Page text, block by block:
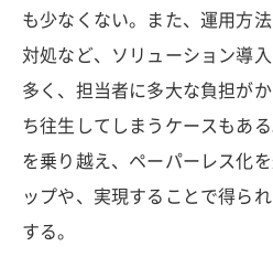
も少なくない。また、運用方
対処など、ソリューション導
多く、担当者に多大な負担が
ち往生してしまうケースもあ
を乗り越え、ペーパーレス化
ップや、実現することで得ら
する。